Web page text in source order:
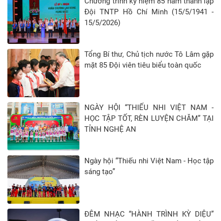
Đội TNTP Hồ Chí Minh (15/5/1941 -
15/5/2026)
Tổng Bí thư, Chủ tịch nước Tô Lâm gặp
mặt 85 Đội viên tiêu biểu toàn quốc
NGÀY HỘI “THIẾU NHI VIỆT NAM -
HỌC TẬP TỐT, RÈN LUYỆN CHĂM” TẠI
TỈNH NGHỆ AN
Ngày hội “Thiếu nhi Việt Nam - Học tập
sáng tạo”
ĐÊM NHẠC “HÀNH TRÌNH KỲ DIỆU”